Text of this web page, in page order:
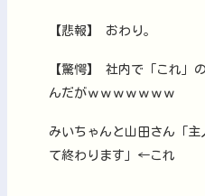
【悲報】 おわり。
【驚愕】 社内で「これ」
んだがｗｗｗｗｗｗｗ
みいちゃんと山田さん「
て終わります」←これ